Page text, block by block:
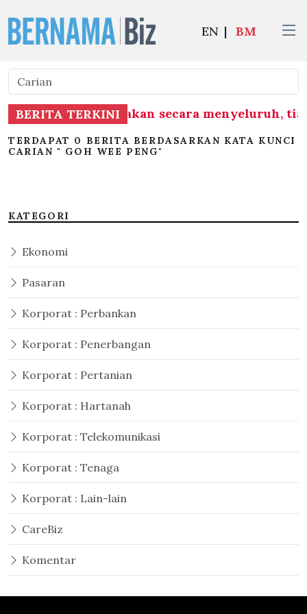
EN | BM
BERITA TERKINI
RCI TH dilaksanakan secara menyeluruh,
TERDAPAT 0 BERITA BERDASARKAN KATA KUNCI
CARIAN " GOH WEE PENG"
KATEGORI
Ekonomi
Pasaran
Korporat : Perbankan
Korporat : Penerbangan
Korporat : Pertanian
Korporat : Hartanah
Korporat : Telekomunikasi
Korporat : Tenaga
Korporat : Lain-lain
CareBiz
Komentar